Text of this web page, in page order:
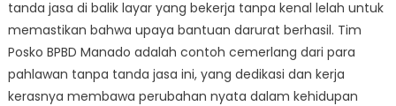
tanda jasa di balik layar yang bekerja tanpa kenal lelah untuk
memastikan bahwa upaya bantuan darurat berhasil. Tim
Posko BPBD Manado adalah contoh cemerlang dari para
pahlawan tanpa tanda jasa ini, yang dedikasi dan kerja
kerasnya membawa perubahan nyata dalam kehidupan